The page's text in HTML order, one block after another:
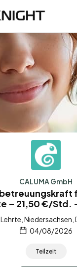
CALUMA GmbH
– 21,50 €/Std.
Niedersachsen,
04/08/2026
Teilzeit